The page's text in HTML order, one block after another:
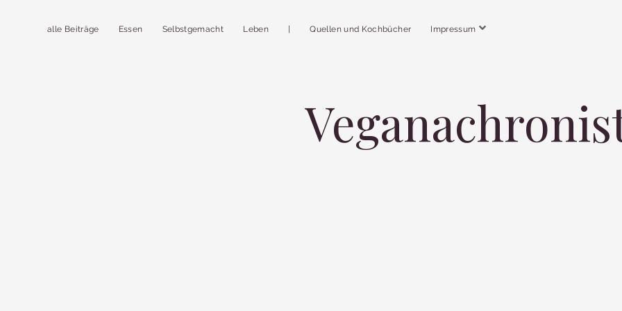
alle Beiträge Essen Selbstgemacht Leben Quellen und Kochbücher Impressum